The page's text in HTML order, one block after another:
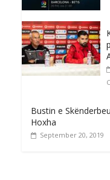
Bustin e
Hoxha
September 20, 2019